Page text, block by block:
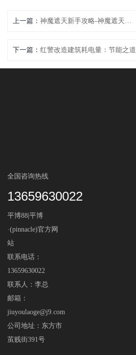
上一篇：
下一篇： 红警改造建筑耗电量：节能之道
全国咨询热线
13659630022
平博88|平博
·(pinnacle)官方网
站
联系电话：
13659630022
联系人：李总
邮箱：
jiuyoulaoge@j9.com
公司地址：东方市
茧贱街391号